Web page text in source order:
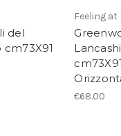
del
Feeling at
€68.00